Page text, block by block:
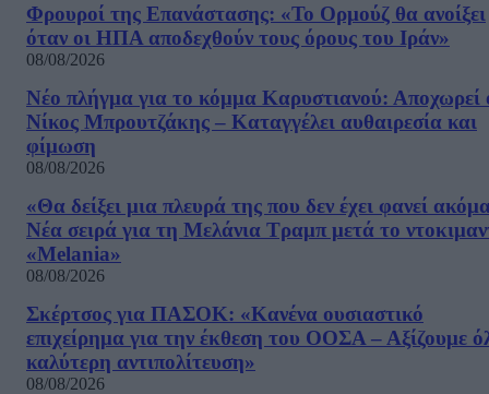
Φρουροί της Επανάστασης: «Το Ορμούζ θα ανοίξει
όταν οι ΗΠΑ αποδεχθούν τους όρους του Ιράν»
08/08/2026
Νέο πλήγμα για το κόμμα Καρυστιανού: Αποχωρεί
Νίκος Μπρουτζάκης – Καταγγέλει αυθαιρεσία και
φίμωση
08/08/2026
«Θα δείξει μια πλευρά της που δεν έχει φανεί
Νέα σειρά για τη Μελάνια Τραμπ μετά το
«Melania»
08/08/2026
Σκέρτσος για ΠΑΣΟΚ: «Κανένα ουσιαστικό
επιχείρημα για την έκθεση του ΟΟΣΑ – Αξίζουμε
καλύτερη αντιπολίτευση»
08/08/2026